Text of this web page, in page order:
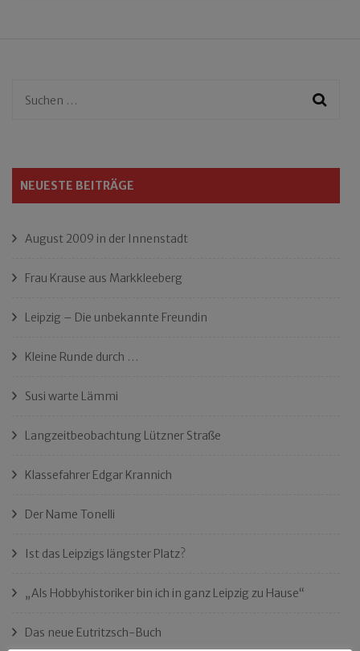
Suchen
NEUESTE BEITRÄGE
August 2009 in der Innenstadt
Frau Krause aus Markkleeberg
Leipzig – Die unbekannte Freundin
Kleine Runde durch …
Susi warte Lämmi
Langzeitbeobachtung Lützner Straße
Klassefahrer Edgar Krannich
Der Name Tonelli
Ist das Leipzigs längster Platz?
„Als Hobbyhistoriker bin ich in ganz Leipzig zu Hause“
Das neue Eutritzsch-Buch